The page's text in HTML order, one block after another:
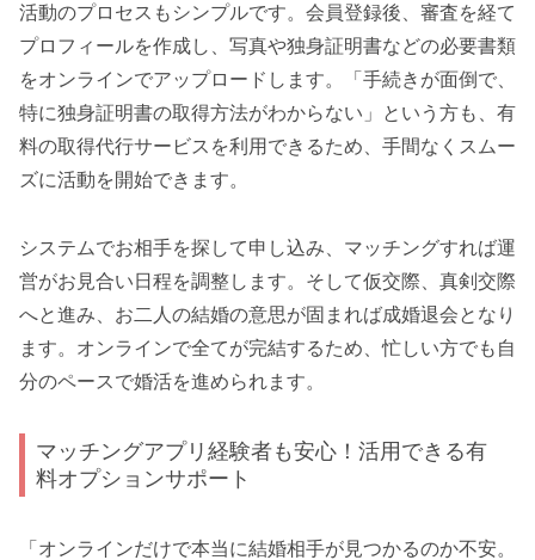
活動のプロセスもシンプルです。会員登録後、審査を経て
プロフィールを作成し、写真や独身証明書などの必要書類
をオンラインでアップロードします。「手続きが面倒で、
特に独身証明書の取得方法がわからない」という方も、有
料の取得代行サービスを利用できるため、手間なくスムー
ズに活動を開始できます。
システムでお相手を探して申し込み、マッチングすれば運
営がお見合い日程を調整します。そして仮交際、真剣交際
へと進み、お二人の結婚の意思が固まれば成婚退会となり
ます。オンラインで全てが完結するため、忙しい方でも自
分のペースで婚活を進められます。
マッチングアプリ経験者も安心！活用できる有
料オプションサポート
「オンラインだけで本当に結婚相手が見つかるのか不安。